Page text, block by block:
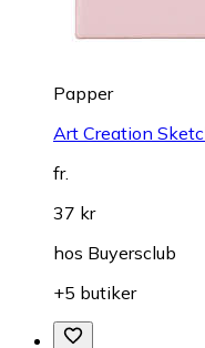
Papper
Art Creation
fr.
37 kr
hos Buyersclub
+5 butiker